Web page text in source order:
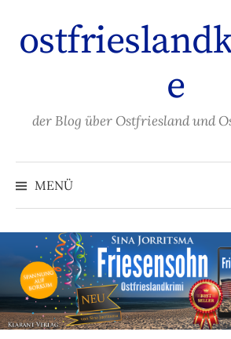
Inhalt
überspringen
e
der Blog über Ostfriesland und
MENÜ